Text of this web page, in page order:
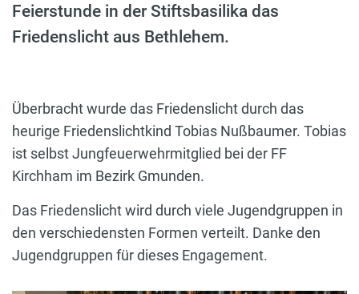
Feierstunde in der Stiftsbasilika das
Friedenslicht aus Bethlehem.
Überbracht wurde das Friedenslicht durch das
heurige Friedenslichtkind Tobias Nußbaumer. Tobias
ist selbst Jungfeuerwehrmitglied bei der FF
Kirchham im Bezirk Gmunden.
Das Friedenslicht wird durch viele Jugendgruppen in
den verschiedensten Formen verteilt. Danke den
Jugendgruppen für dieses Engagement.